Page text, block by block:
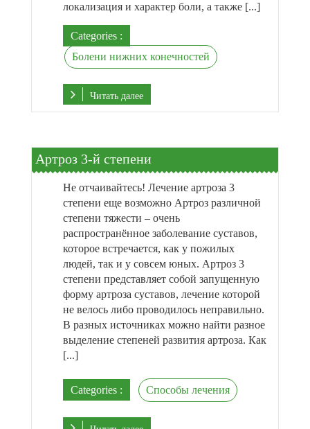
локализация и характер боли, а также [...]
Categories :
Болени нижних конечностей
Читать далее
Артроз 3-й степени
Не отчаивайтесь! Лечение артроза 3
степени еще возможно Артроз различной
степени тяжести – очень
распространённое заболевание суставов,
которое встречается, как у пожилых
людей, так и у совсем юных. Артроз 3
степени представляет собой запущенную
форму артроза суставов, лечение которой
не велось либо проводилось неправильно.
В разных источниках можно найти разное
выделение степеней развития артроза. Как
[...]
Categories : Способы лечения